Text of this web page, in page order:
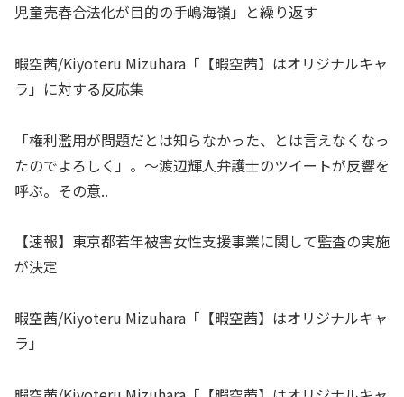
児童売春合法化が目的の手嶋海嶺」と繰り返す
暇空茜/Kiyoteru Mizuhara「【暇空茜】はオリジナルキャ
ラ」に対する反応集
「権利濫用が問題だとは知らなかった、とは言えなくなっ
たのでよろしく」。〜渡辺輝人弁護士のツイートが反響を
呼ぶ。その意..
【速報】東京都若年被害女性支援事業に関して監査の実施
が決定
暇空茜/Kiyoteru Mizuhara「【暇空茜】はオリジナルキャ
ラ」